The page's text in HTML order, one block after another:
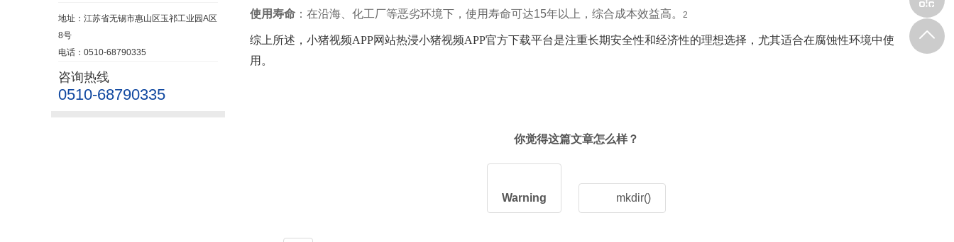
地址：江苏省无锡市惠山区玉祁工业园A区
8号
电话：0510-68790335
咨询热线
0510-68790335
使用寿命 ：在沿海、化工厂等恶劣环境下，使用寿命可达15年以上，综合成本效益高。 2
综上所述，小猪视频APP网站热浸小猪视频APP官方下载平台是注重长期安全性和经济性的理想选择，尤其适合在腐蚀性环境中使
用。
你觉得这篇文章怎么样？
Warning mkdir()